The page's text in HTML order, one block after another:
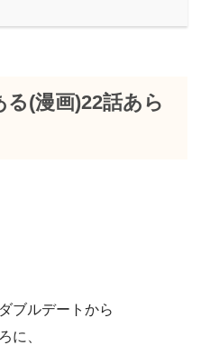
(漫画)22話あら
ブルデートから
に、